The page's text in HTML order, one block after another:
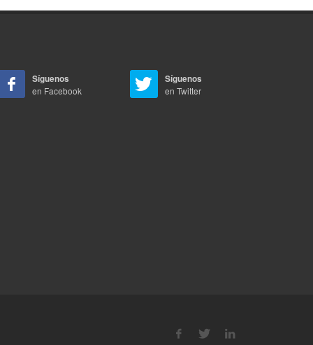
Síguenos
en Facebook
Síguenos
en Twitter